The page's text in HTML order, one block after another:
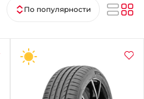
+38 (095) 276-44-44
+38 (067) 911-14-14
- на Щепкина
+38 (098) 911-911-0
- на Тополе
По популярности